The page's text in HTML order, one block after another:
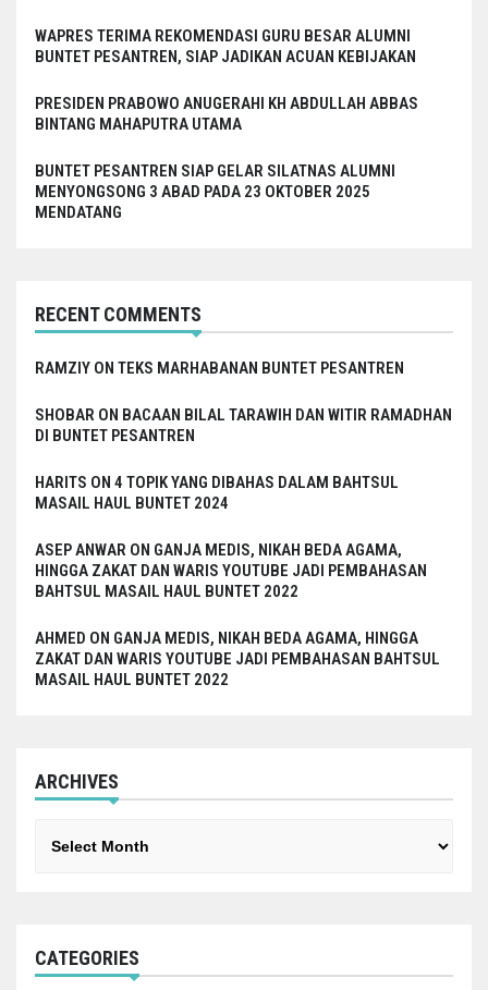
WAPRES TERIMA REKOMENDASI GURU BESAR ALUMNI
BUNTET PESANTREN, SIAP JADIKAN ACUAN KEBIJAKAN
PRESIDEN PRABOWO ANUGERAHI KH ABDULLAH ABBAS
BINTANG MAHAPUTRA UTAMA
BUNTET PESANTREN SIAP GELAR SILATNAS ALUMNI
MENYONGSONG 3 ABAD PADA 23 OKTOBER 2025
MENDATANG
RECENT COMMENTS
RAMZIY ON TEKS MARHABANAN BUNTET PESANTREN
SHOBAR ON BACAAN BILAL TARAWIH DAN WITIR RAMADHAN
DI BUNTET PESANTREN
HARITS ON 4 TOPIK YANG DIBAHAS DALAM BAHTSUL
MASAIL HAUL BUNTET 2024
ASEP ANWAR ON GANJA MEDIS, NIKAH BEDA AGAMA,
HINGGA ZAKAT DAN WARIS YOUTUBE JADI PEMBAHASAN
BAHTSUL MASAIL HAUL BUNTET 2022
AHMED ON GANJA MEDIS, NIKAH BEDA AGAMA, HINGGA
ZAKAT DAN WARIS YOUTUBE JADI PEMBAHASAN BAHTSUL
MASAIL HAUL BUNTET 2022
ARCHIVES
CATEGORIES